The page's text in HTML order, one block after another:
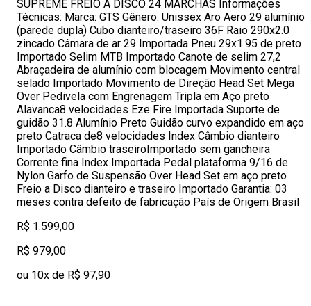
SUPREME FREIO A DISCO 24 MARCHAS Informações
Técnicas: Marca: GTS Gênero: Unissex Aro Aero 29 alumínio
(parede dupla) Cubo dianteiro/traseiro 36F Raio 290x2.0
zincado Câmara de ar 29 Importada Pneu 29x1.95 de preto
Importado Selim MTB Importado Canote de selim 27,2
Abraçadeira de alumínio com blocagem Movimento central
selado Importado Movimento de Direção Head Set Mega
Over Pedivela com Engrenagem Tripla em Aço preto
Alavanca8 velocidades Eze Fire Importada Suporte de
guidão 31.8 Alumínio Preto Guidão curvo expandido em aço
preto Catraca de8 velocidades Index Câmbio dianteiro
Importado Câmbio traseiroImportado sem gancheira
Corrente fina Index Importada Pedal plataforma 9/16 de
Nylon Garfo de Suspensão Over Head Set em aço preto
Freio a Disco dianteiro e traseiro Importado Garantia: 03
meses contra defeito de fabricação País de Origem Brasil
R$ 1.599,00
R$ 979,00
ou 10x de R$ 97,90